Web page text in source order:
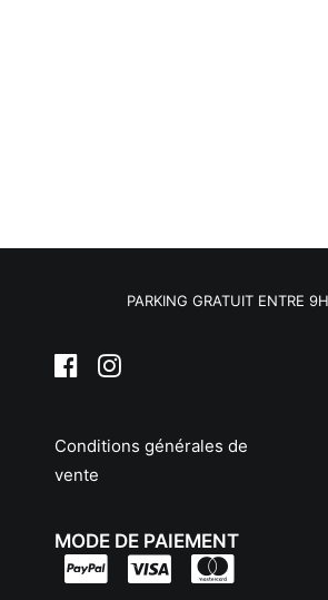
PARKING GRATUIT ENTRE
Conditions générales de
vente
MODE DE PAIEMENT